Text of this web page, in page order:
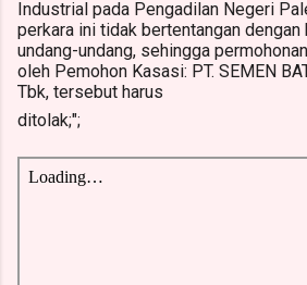
Industrial pada Pengadilan Negeri
perkara ini tidak bertentangan dengan
undang-undang, sehingga
oleh Pemohon Kasasi: PT. SEMEN
Tbk, tersebut harus
ditolak;";